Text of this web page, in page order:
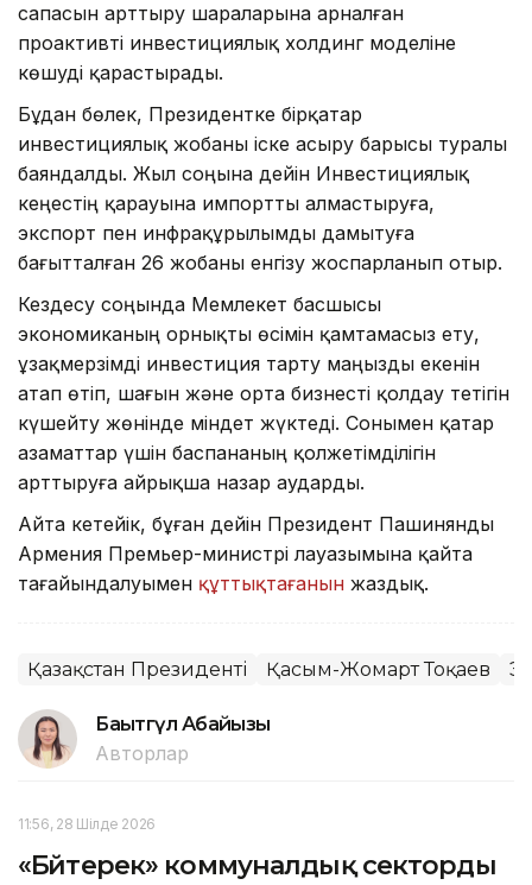
сапасын арттыру шараларына арналған
проактивті инвестициялық холдинг моделіне
көшуді қарастырады.
Бұдан бөлек, Президентке бірқатар
инвестициялық жобаны іске асыру барысы туралы
баяндалды. Жыл соңына дейін Инвестициялық
кеңестің қарауына импортты алмастыруға,
экспорт пен инфрақұрылымды дамытуға
бағытталған 26 жобаны енгізу жоспарланып отыр.
Кездесу соңында Мемлекет басшысы
экономиканың орнықты өсімін қамтамасыз ету,
ұзақмерзімді инвестиция тарту маңызды екенін
атап өтіп, шағын және орта бизнесті қолдау тетігін
күшейту жөнінде міндет жүктеді. Сонымен қатар
азаматтар үшін баспананың қолжетімділігін
арттыруға айрықша назар аударды.
Айта кетейік, бұған дейін Президент Пашинянды
Армения Премьер-министрі лауазымына қайта
тағайындалуымен құттықтағанын жаздық.
Қазақстан Президенті Қасым-Жомарт Тоқаев
Бақытгүл Абайқызы
Авторлар
11:56, 28 Шілде 2026
«Бәйтерек» коммуналдық секторды